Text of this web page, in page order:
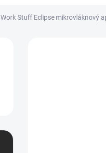
Work Stuff Eclipse mikrovláknový